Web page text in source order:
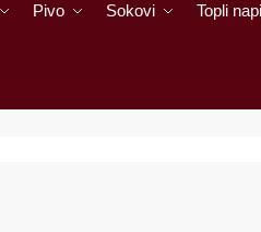
Pivo Sokovi Topli